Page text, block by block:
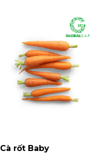
Cà rốt Baby